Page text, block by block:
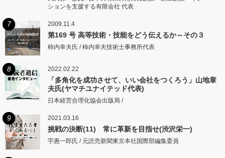
ションを支援する有限会社 代表
7 2009.11.4
第169 号 高等技術・技能をどう伝えるか～その３
柿内幸夫氏 / 柿内幸夫技術士事務所代表
8 2022.02.22
「多角化を成功させて、いい会社をつくろう」山地章
夫氏(ヤマチユナイテッド代表)
日本経営合理化協会出版局 /
9 2021.03.16
挑戦の決断(11) 常に革新を目指せ(渋沢栄一)
宇惠一郎氏 / 元読売新聞東京本社国際部編集委員